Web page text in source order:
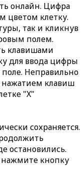
онлайн. Цифра
цветом клетку.
так и кликнув
полем.
клавишами
для ввода цифры
Неправильно
клавиш
"X"
сохраняется.
остановились.
нажмите кнопку